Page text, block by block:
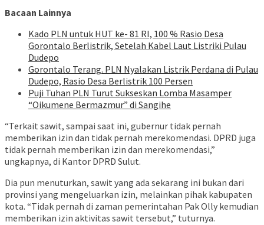
Bacaan Lainnya
Kado PLN untuk HUT ke- 81 RI, 100 % Rasio Desa
Gorontalo Berlistrik, Setelah Kabel Laut Listriki Pulau
Dudepo
Gorontalo Terang. PLN Nyalakan Listrik Perdana di Pulau
Dudepo, Rasio Desa Berlistrik 100 Persen
Puji Tuhan PLN Turut Sukseskan Lomba Masamper
“Oikumene Bermazmur” di Sangihe
“Terkait sawit, sampai saat ini, gubernur tidak pernah
memberikan izin dan tidak pernah merekomendasi. DPRD juga
tidak pernah memberikan izin dan merekomendasi,”
ungkapnya, di Kantor DPRD Sulut.
Dia pun menuturkan, sawit yang ada sekarang ini bukan dari
provinsi yang mengeluarkan izin, melainkan pihak kabupaten
kota. “Tidak pernah di zaman pemerintahan Pak Olly kemudian
memberikan izin aktivitas sawit tersebut,” tuturnya.